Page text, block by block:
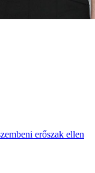
erőszak ellen